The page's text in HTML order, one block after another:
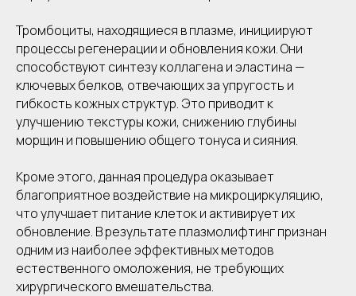
Тромбоциты, находящиеся в плазме, инициируют
процессы регенерации и обновления кожи. Они
способствуют синтезу коллагена и эластина —
ключевых белков, отвечающих за упругость и
гибкость кожных структур. Это приводит к
улучшению текстуры кожи, снижению глубины
морщин и повышению общего тонуса и сияния.
Кроме этого, данная процедура оказывает
благоприятное воздействие на микроциркуляцию,
что улучшает питание клеток и активирует их
обновление. В результате плазмолифтинг признан
одним из наиболее эффективных методов
естественного омоложения, не требующих
хирургического вмешательства.